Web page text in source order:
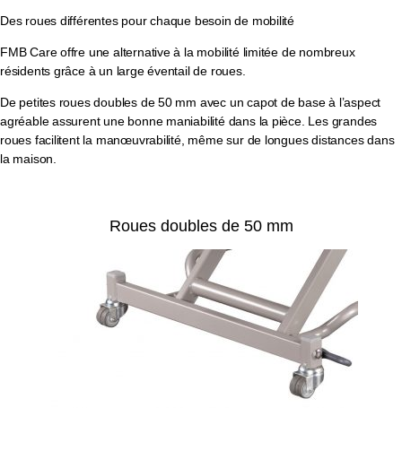
Des roues différentes pour chaque besoin de mobilité
FMB Care offre une alternative à la mobilité limitée de nombreux
résidents grâce à un large éventail de roues.
De petites roues doubles de 50 mm avec un capot de base à l’aspect
agréable assurent une bonne maniabilité dans la pièce. Les grandes
roues facilitent la manœuvrabilité, même sur de longues distances dans
la maison.
Roues doubles de 50 mm